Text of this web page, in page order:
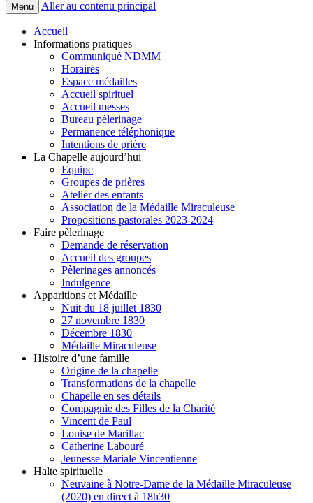
Menu Aller au contenu principal
Accueil
Informations pratiques
Communiqué NDMM
Horaires
Espace médailles
Accueil spirituel
Accueil messes
Bureau pèlerinage
Permanence téléphonique
Intentions de prière
La Chapelle aujourd’hui
Equipe
Groupes de prières
Atelier des enfants
Association de la Médaille Miraculeuse
Propositions pastorales 2023-2024
Faire pèlerinage
Demande de réservation
Accueil des groupes
Pèlerinages annoncés
Indulgence
Apparitions et Médaille
Nuit du 18 juillet 1830
27 novembre 1830
Décembre 1830
Médaille Miraculeuse
Histoire d’une famille
Origine de la chapelle
Transformations de la chapelle
Chapelle en ses détails
Compagnie des Filles de la Charité
Vincent de Paul
Louise de Marillac
Catherine Labouré
Jeunesse Mariale Vincentienne
Halte spirituelle
Neuvaine à Notre-Dame de la Médaille Miraculeuse
(2020) en direct à 18h30